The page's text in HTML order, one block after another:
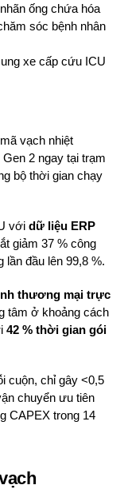
ống chứa hóa
sóc bệnh nhân
xe cấp cứu ICU
vạch nhiệt
2 ngay tại trạm
bộ thời gian chạy
với dữ liệu ERP
giảm 37 % công
lần đầu lên 99,8 %.
thương mại trực
tâm ở khoảng cách
42 % thời gian gói
cuộn, chỉ gây <0,5
chuyển ưu tiên
CAPEX trong 14